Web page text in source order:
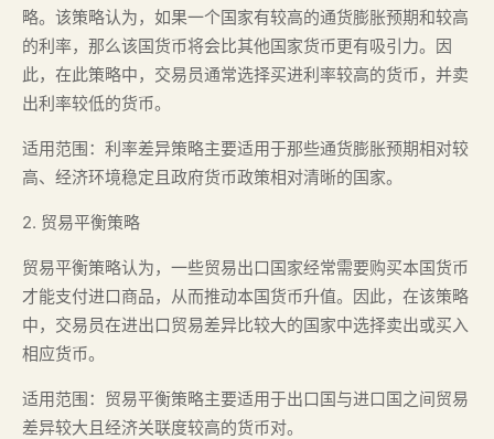
略。该策略认为，如果一个国家有较高的通货膨胀预期和较高
的利率，那么该国货币将会比其他国家货币更有吸引力。因
此，在此策略中，交易员通常选择买进利率较高的货币，并卖
出利率较低的货币。
适用范围：利率差异策略主要适用于那些通货膨胀预期相对较
高、经济环境稳定且政府货币政策相对清晰的国家。
2. 贸易平衡策略
贸易平衡策略认为，一些贸易出口国家经常需要购买本国货币
才能支付进口商品，从而推动本国货币升值。因此，在该策略
中，交易员在进出口贸易差异比较大的国家中选择卖出或买入
相应货币。
适用范围：贸易平衡策略主要适用于出口国与进口国之间贸易
差异较大且经济关联度较高的货币对。